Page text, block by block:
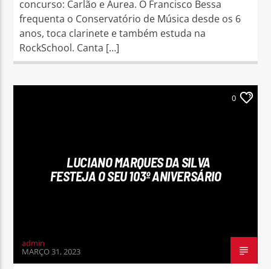
concurso: Carlão e Áurea. O Francisco Bessa
frequenta o Conservatório de Música desde os 6
anos, toca clarinete e também estuda na
RockSchool. Canta […]
0
LUCIANO MARQUES DA SILVA
FESTEJA O SEU 103º ANIVERSÁRIO
admin
MARÇO 31, 2023